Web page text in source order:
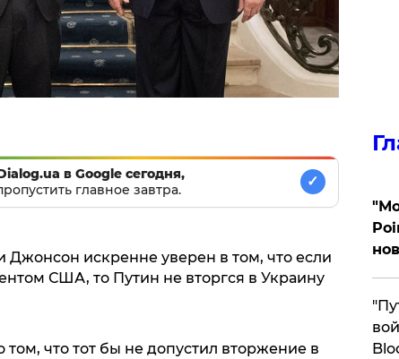
в Google сегодня,
главное завтра.
✓
искренне уверен в том, что если
США, то Путин не вторгся в Украину
что тот бы не допустил вторжение в